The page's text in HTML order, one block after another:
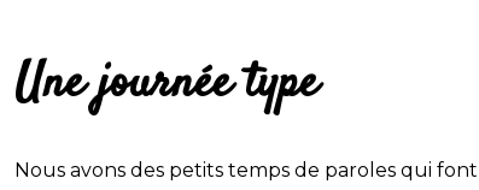
Une journée type
Nous avons des petits temps de paroles qui